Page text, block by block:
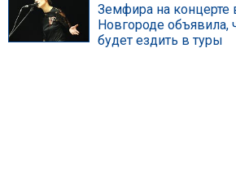
Земфира на
Новгороде объявила,
будет ездить в туры